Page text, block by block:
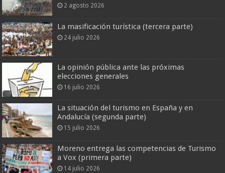
2 agosto 2026
La masificación turística (tercera parte)
24 julio 2026
La opinión pública ante las próximas
elecciones generales
16 julio 2026
La situación del turismo en España y en
Andalucía (segunda parte)
15 julio 2026
Moreno entrega las competencias de Turismo
a Vox (primera parte)
14 julio 2026